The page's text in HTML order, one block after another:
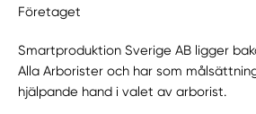
Företaget
Smartproduktion Sverige AB ligger
Alla Arborister och har som
hjälpande hand i valet av arborist.